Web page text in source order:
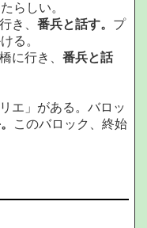
らしい。
き、 番兵と話す。 プ
る。
に行き、 番兵と話
エ」がある。バロッ
このバロック、終始